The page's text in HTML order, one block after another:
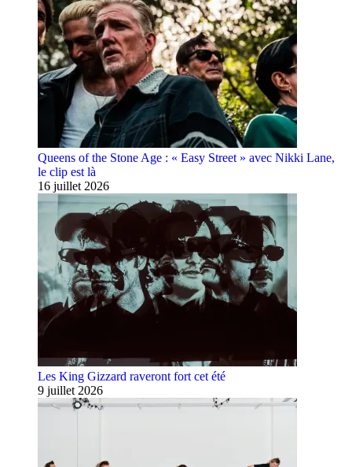
Queens of the Stone Age : « Easy Street » avec Nikki Lane,
le clip est là
16 juillet 2026
Les King Gizzard raveront fort cet été
9 juillet 2026